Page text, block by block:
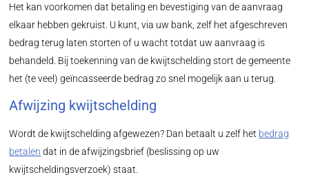
Het kan voorkomen dat betaling en bevestiging van de aanvraag
elkaar hebben gekruist. U kunt, via uw bank, zelf het afgeschreven
bedrag terug laten storten of u wacht totdat uw aanvraag is
behandeld. Bij toekenning van de kwijtschelding stort de gemeente
het (te veel) geïncasseerde bedrag zo snel mogelijk aan u terug.
Afwijzing kwijtschelding
Wordt de kwijtschelding afgewezen? Dan betaalt u zelf het bedrag
betalen dat in de afwijzingsbrief (beslissing op uw
kwijtscheldingsverzoek) staat.